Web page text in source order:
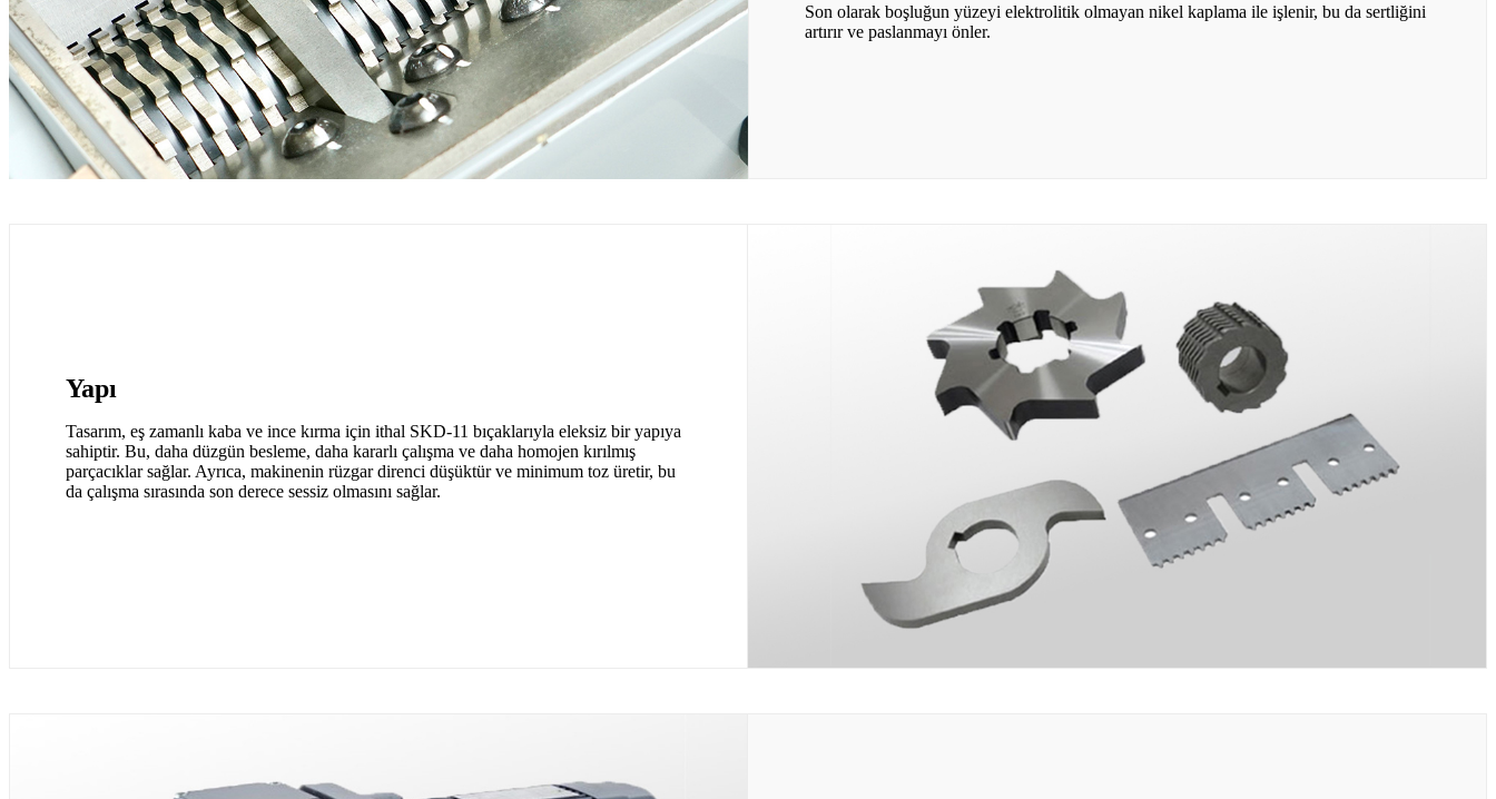
Son olarak boşluğun yüzeyi elektrolitik olmayan nikel kaplama ile işlenir, bu da sertliğini
artırır ve paslanmayı önler.
Yapı
Tasarım, eş zamanlı kaba ve ince kırma için ithal SKD-11 bıçaklarıyla eleksiz bir yapıya
sahiptir. Bu, daha düzgün besleme, daha kararlı çalışma ve daha homojen kırılmış
parçacıklar sağlar. Ayrıca, makinenin rüzgar direnci düşüktür ve minimum toz üretir, bu
da çalışma sırasında son derece sessiz olmasını sağlar.